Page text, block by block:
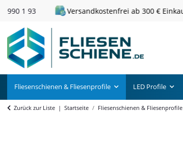
Versandkostenfrei ab 300 € Einkaufswert
Fliesenschienen & Fliesenprofile LED Profile
Zurück zur Liste Startseite Fliesenschienen & Fliesenprofile